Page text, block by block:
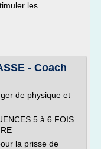
les...
- Coach
de physique et
5 à 6 FOIS
la prisse de